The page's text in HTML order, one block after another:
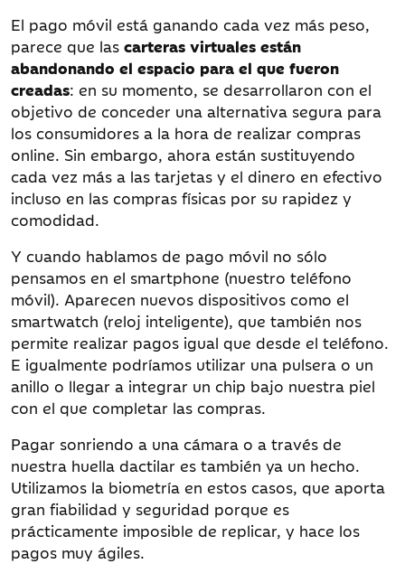
El pago móvil está ganando cada vez más peso,
parece que las carteras virtuales están
abandonando el espacio para el que fueron
creadas: en su momento, se desarrollaron con el
objetivo de conceder una alternativa segura para
los consumidores a la hora de realizar compras
online. Sin embargo, ahora están sustituyendo
cada vez más a las tarjetas y el dinero en efectivo
incluso en las compras físicas por su rapidez y
comodidad.
Y cuando hablamos de pago móvil no sólo
pensamos en el smartphone (nuestro teléfono
móvil). Aparecen nuevos dispositivos como el
smartwatch (reloj inteligente), que también nos
permite realizar pagos igual que desde el teléfono.
E igualmente podríamos utilizar una pulsera o un
anillo o llegar a integrar un chip bajo nuestra piel
con el que completar las compras.
Pagar sonriendo a una cámara o a través de
nuestra huella dactilar es también ya un hecho.
Utilizamos la biometría en estos casos, que aporta
gran fiabilidad y seguridad porque es
prácticamente imposible de replicar, y hace los
pagos muy ágiles.